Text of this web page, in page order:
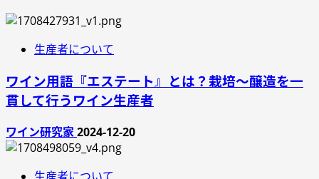
生産者について
ワイン用語『エステート』とは？栽培～醸造を一
貫して行うワイン生産者
ワイン研究家2024-12-20
生産者について